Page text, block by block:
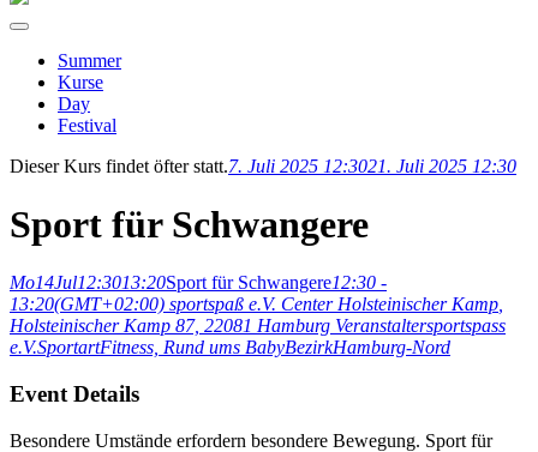
Summer
Kurse
Day
Festival
Dieser Kurs findet öfter statt.7. Juli 2025 12:3021. Juli 2025 12:30
Sport für Schwangere
Mo14Jul12:3013:20Sport für Schwangere12:30 -
13:20(GMT+02:00) sportspaß e.V. Center Holsteinischer Kamp,
Holsteinischer Kamp 87, 22081 Hamburg Veranstaltersportspass
e.V.SportartFitness, Rund ums BabyBezirkHamburg-Nord
Event Details
Besondere Umstände erfordern besondere Bewegung. Sport für